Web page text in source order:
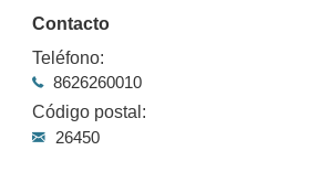
Contacto
Teléfono:
8626260010
Código postal:
26450